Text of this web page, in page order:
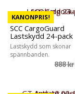
KANONPRIS!
SCC CargoGuard
Lastskydd 24-pack
Lastskydd som skonar
spännbanden.
888kr